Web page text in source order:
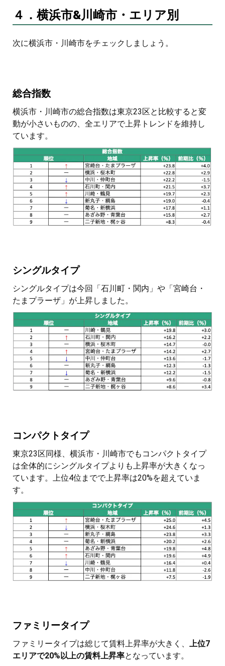
４．横浜市&川崎市・エリア別
次に横浜市・川崎市をチェックしましょう。
総合指数
横浜市・川崎市の総合指数は東京23区と比較すると変
動が小さいものの、全エリアで上昇トレンドを維持し
ています。
シングルタイプ
シングルタイプは今回「石川町・関内」や「宮崎台・
たまプラーザ」が上昇しました。
コンパクトタイプ
東京23区同様、横浜市・川崎市でもコンパクトタイプ
は全体的にシングルタイプよりも上昇率が大きくなっ
ています。上位4位までで上昇率は20%を超えていま
す。
ファミリータイプ
ファミリータイプは総じて賃料上昇率が大きく、
上位7
エリアで20%以上の賃料上昇率となっています。